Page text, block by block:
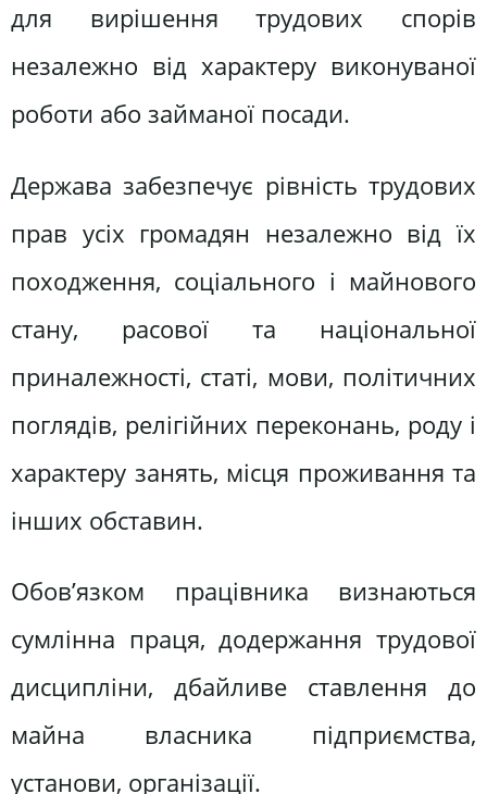
для вирішення трудових спорів
незалежно від характеру виконуваної
роботи або займаної посади.
Держава забезпечує рівність трудових
прав усіх громадян незалежно від їх
походження, соціального і майнового
стану, расової та національної
приналежності, статі, мови, політич­них
поглядів, релігійних переконань, роду і
характеру занять, місця проживання та
інших обставин.
Обов’язком працівника визнаються
сумлінна праця, додер­жання трудової
дисципліни, дбайливе ставлення до
майна влас­ника підприємства,
установи, організації.